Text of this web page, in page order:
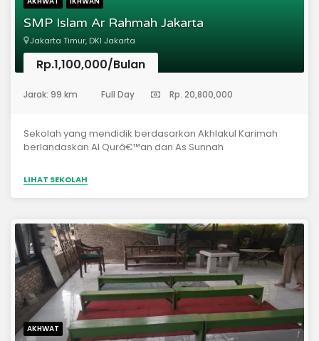
membayarkan SPP sebesar: 1. Jenjang KB:
Rp350.000/bulan 2. Jenjang TK: Rp400.000/bulan 3.
Jenjang SD: Rp650.000/bulan 4. Jenjang SMP:
Rp800.000/bulan Bahkan Bapak dan Ibu bisa
mendapatkan diskon SPP 50% untuk adik (bagi anak yang
sekolah lebih dari satu) Sebagai *Sekolah...
SMP Islam Ar Rahmah Jakarta
Jakarta Timur, DKI Jakarta
Rp.1,100,000/Bulan
Jarak: 99 km Full Day Rp. 20,800,000
Sekolah yang mendidik berdasarkan Akhlakul Karimah
berlandaskan Al Qurâ€™an dan As Sunnah
LIHAT SEKOLAH
AKHWAT